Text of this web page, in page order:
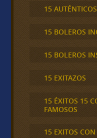
15
15 BOLEROS
15 BOLEROS
15 EXITAZOS
15 ÉXITOS 15
FAMOSOS
15 EXITOS